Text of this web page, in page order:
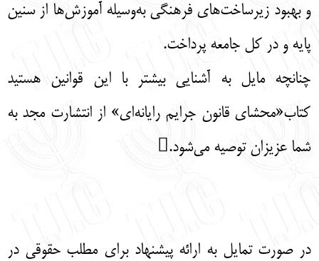
و بهبود زیرساخت‌های فرهنگی ‌به‌وسیله آموزش‌ها از سنین
پایه و در کل جامعه پرداخت.
چنانچه مایل به آشنایی بیشتر با این قوانین هستید
کتاب«محشای قانون جرایم رایانه‌ای» از انتشارت مجد به
شما عزیزان توصیه می‌شود.
در صورت تمایل به ارائه پیشنهاد برای مطلب حقوقی در